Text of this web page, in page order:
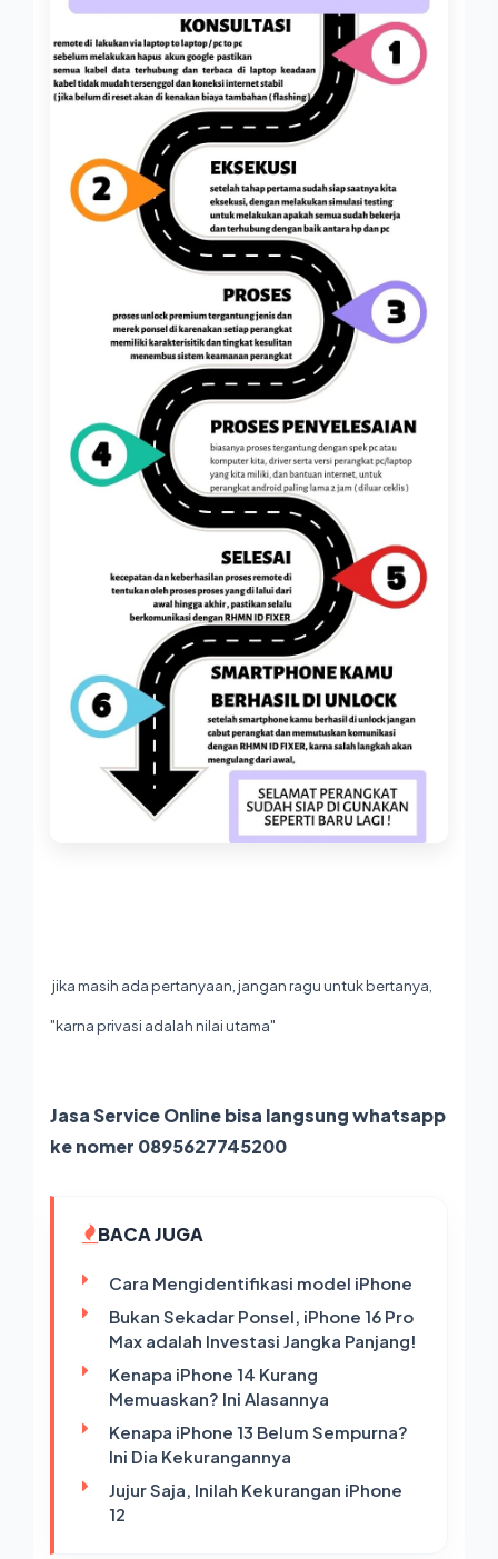
jika masih ada pertanyaan, jangan ragu untuk bertanya,
"karna privasi adalah nilai utama"
Jasa Service Online bisa langsung whatsapp
ke nomer 0895627745200
BACA JUGA
Cara Mengidentifikasi model iPhone
Bukan Sekadar Ponsel, iPhone 16 Pro
Max adalah Investasi Jangka Panjang!
Kenapa iPhone 14 Kurang
Memuaskan? Ini Alasannya
Kenapa iPhone 13 Belum Sempurna?
Ini Dia Kekurangannya
Jujur Saja, Inilah Kekurangan iPhone
12